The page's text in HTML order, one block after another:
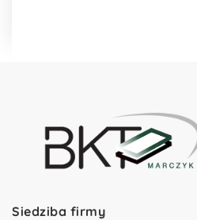
Siedziba firmy